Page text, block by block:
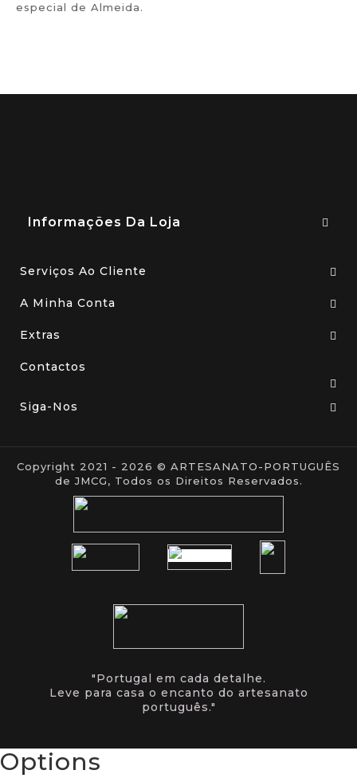
especial de Almeida.
Informações Da Loja
Serviços Ao Cliente
A Minha Conta
Extras
Contactos
Siga-Nos
Copyright 2021 - 2026 © ARTESANATO-PORTUGUÊS
de JMCG, Todos os Direitos Reservados.
"Portugal em cada detalhe.
Leve para casa o encanto do artesanato
português."
Options